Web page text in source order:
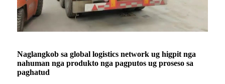
Naglangkob sa global logistics network ug higpit nga
nahuman nga produkto nga pagputos ug proseso sa
paghatud